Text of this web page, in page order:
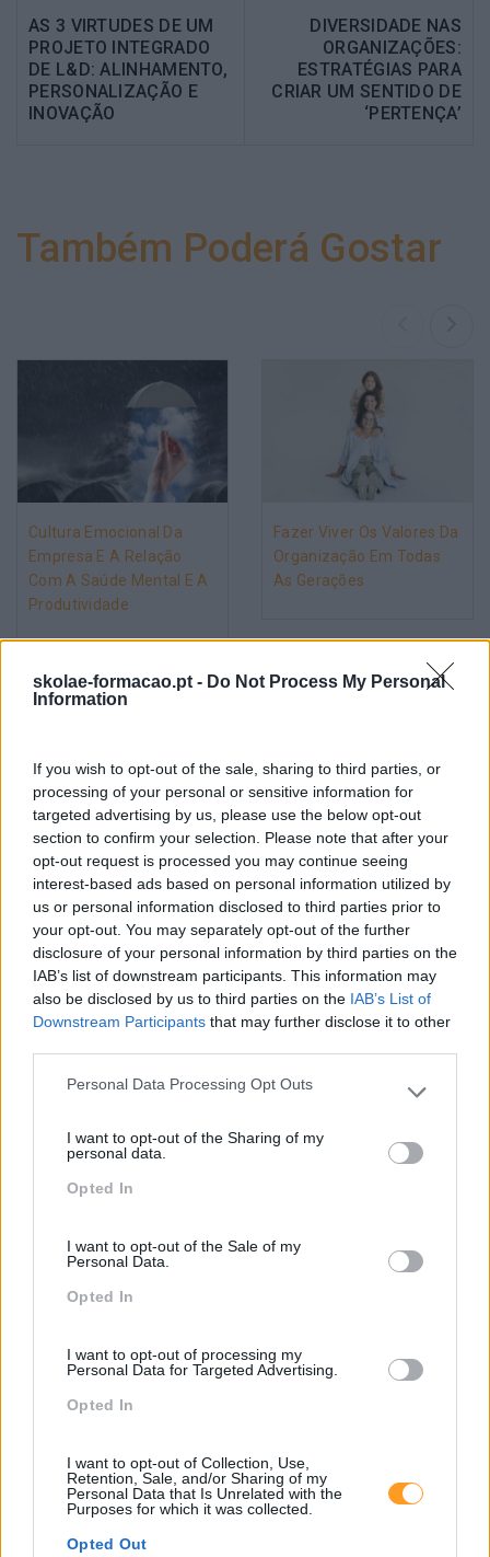
skolae-formacao.pt - Do Not Process My Personal
Information
If you wish to opt-out of the sale, sharing to third parties, or
processing of your personal or sensitive information for
targeted advertising by us, please use the below opt-out
section to confirm your selection. Please note that after your
opt-out request is processed you may continue seeing
interest-based ads based on personal information utilized by
us or personal information disclosed to third parties prior to
your opt-out. You may separately opt-out of the further
disclosure of your personal information by third parties on the
IAB’s list of downstream participants. This information may
also be disclosed by us to third parties on the IAB’s List of
Downstream Participants that may further disclose it to other
Please note that this website/app uses one or more Google
not limited to your visit or usage behaviour. You may click to
grant or deny consent to Google and its third-party tags to
use your data for below specified purposes in below Google
Personal Data Processing Opt Outs
I want to opt-out of the Sharing of my
personal data.
Opted In
I want to opt-out of the Sale of my
Personal Data.
Opted In
I want to opt-out of processing my
Personal Data for Targeted Advertising.
Opted In
I want to opt-out of Collection, Use,
Retention, Sale, and/or Sharing of my
Personal Data that Is Unrelated with the
Purposes for which it was collected.
Opted Out
AS 3 VIRTUDES DE UM
PROJETO INTEGRADO
DE L&D: ALINHAMENTO,
PERSONALIZAÇÃO E
INOVAÇÃO
DIVERSIDADE NAS
ORGANIZAÇÕES:
ESTRATÉGIAS PARA
CRIAR UM SENTIDO DE
‘PERTENÇA’
Também Poderá Gostar
Cultura Emocional Da
Empresa E A Relação
Com A Saúde Mental E A
Produtividade
Fazer Viver Os Valores Da
Organização Em Todas
As Gerações
Categorias Blog
Aprendizagem
Artigo De Opinião
Atendimento E Relação Cliente
Comunicação
Desenvolvimento De Competências
Entrevista
Inglês
Keep In Mind